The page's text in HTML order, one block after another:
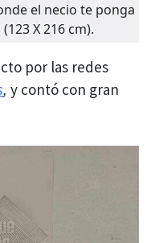
el necio te ponga
X 216 cm).
por las redes
, y contó con gran